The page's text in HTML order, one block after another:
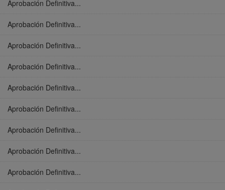
Aprobación Definitiva...
Aprobación Definitiva...
Aprobación Definitiva...
Aprobación Definitiva...
Aprobación Definitiva...
Aprobación Definitiva...
Aprobación Definitiva...
Aprobación Definitiva...
Aprobación Definitiva...